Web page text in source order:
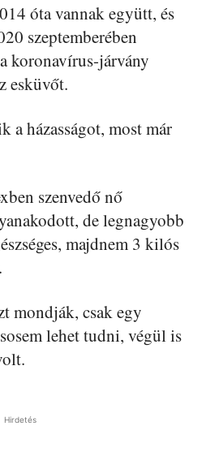
óta vannak együtt, és
szeptemberében
koronavírus-járvány
esküvőt.
a házasságot, most már
szenvedő nő
de legnagyobb
majdnem 3 kilós
mondják, csak egy
lehet tudni, végül is
Hirdetés